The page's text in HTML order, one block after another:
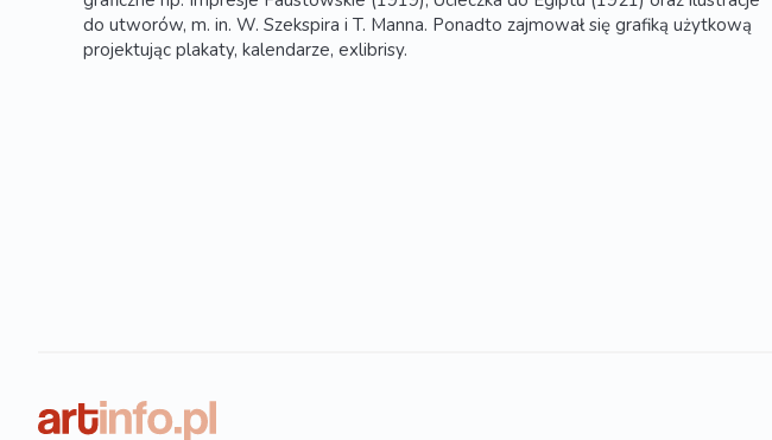
do utworów, m. in. W. Szekspira i T. Manna. Ponadto zajmował się grafiką użytkową
projektując plakaty, kalendarze, exlibrisy.